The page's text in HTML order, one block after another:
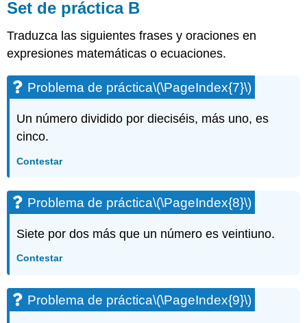
Set de práctica B
Traduzca las siguientes frases y oraciones en
expresiones matemáticas o ecuaciones.
Problema de práctica\(\PageIndex{7}\)
Un número dividido por dieciséis, más uno, es
cinco.
Contestar
Problema de práctica\(\PageIndex{8}\)
Siete por dos más que un número es veintiuno.
Contestar
Problema de práctica\(\PageIndex{9}\)